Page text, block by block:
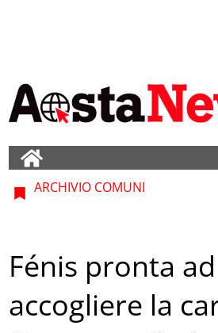
ARCHIVIO COMUNI
Fénis pronta ad
accogliere la